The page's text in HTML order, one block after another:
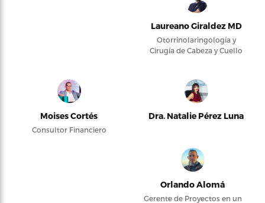
Laureano Giraldez MD
Otorrinolaringología y
Cirugía de Cabeza y Cuello
Moises Cortés
Consultor Financiero
Dra. Natalie Pérez Luna
Orlando Alomá
Gerente de Proyectos en un